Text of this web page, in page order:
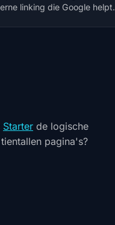
linking die Google helpt.
Starter de logische
pagina's?